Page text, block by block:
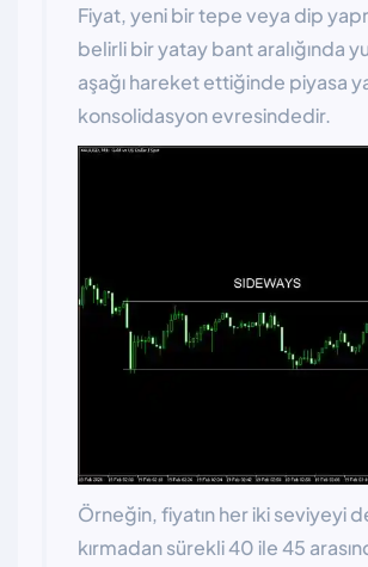
Fiyat, yeni bir tepe veya dip
belirli bir yatay bant aralığında
aşağı hareket ettiğinde piyasa
konsolidasyon evresindedir.
Örneğin, fiyatın her iki seviyeyi
kırmadan sürekli 40 ile 45